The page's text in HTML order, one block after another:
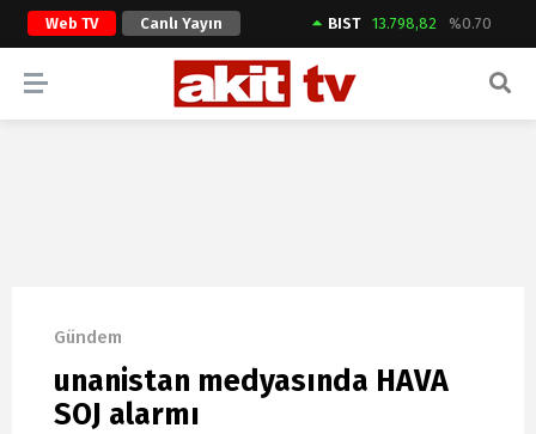
Web TV Canlı Yayın BIST 13.798,82 %0.70
ARAMA YAP
Gündem
unanistan medyasında HAVA
SOJ alarmı